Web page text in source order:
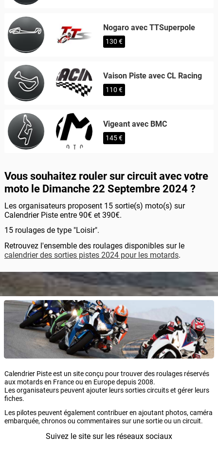
Nogaro avec TTSuperpole
130 €
Vaison Piste avec CL Racing
110 €
Vigeant avec BMC
145 €
Vous souhaitez rouler sur circuit avec votre
moto le Dimanche 22 Septembre 2024 ?
Les organisateurs proposent 15 sortie(s) moto(s) sur
Calendrier Piste entre 90€ et 390€.
15 roulages de type "Loisir".
Retrouvez l'ensemble des roulages disponibles sur le
calendrier des sorties pistes 2024 pour les motards.
Calendrier Piste est un site conçu pour trouver des roulages réservés
aux motards en France ou en Europe depuis 2008.
Les organisateurs peuvent ajouter leurs sorties circuits et gérer leurs
fiches.
Les pilotes peuvent également contribuer en ajoutant photos, caméra
embarquée, chronos ou commentaires sur une sortie ou un circuit.
Suivez le site sur les réseaux sociaux